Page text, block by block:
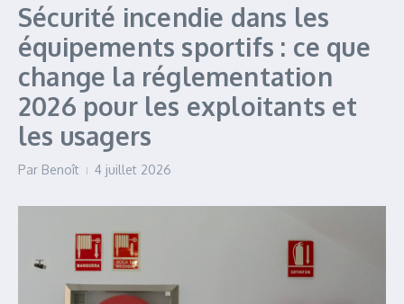
Sécurité incendie dans les
équipements sportifs : ce que
change la réglementation
2026 pour les exploitants et
les usagers
Par Benoît 4 juillet 2026